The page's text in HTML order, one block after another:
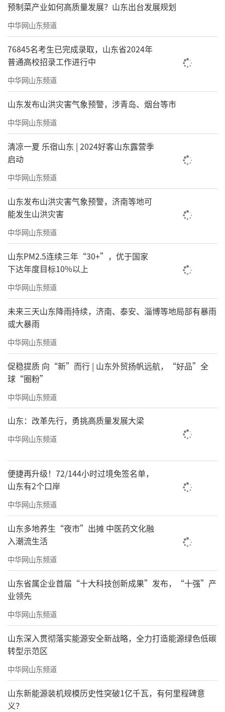
预制菜产业如何高质量发展？山东出台发展规划
中华网山东频道
76845名考生已完成录取，山东省2024年
普通高校招录工作进行中
中华网山东频道
山东发布山洪灾害气象预警，涉青岛、烟台等市
中华网山东频道
清凉一夏 乐宿山东 | 2024好客山东露营季
启动
中华网山东频道
山东发布山洪灾害气象预警，济南等地可
能发生山洪灾害
中华网山东频道
山东PM2.5连续三年“30+”，优于国家
下达年度目标10%以上
中华网山东频道
未来三天山东降雨持续，济南、泰安、淄博等地局部有暴雨
或大暴雨
中华网山东频道
促稳提质 向“新”而行 | 山东外贸扬帆远航，“好品”全
球“圈粉”
中华网山东频道
山东：改革先行，勇挑高质量发展大梁
中华网山东频道
便捷再升级！72/144小时过境免签名单，
山东有2个口岸
中华网山东频道
山东多地养生“夜市”出摊 中医药文化融
入潮流生活
中华网山东频道
山东省属企业首届“十大科技创新成果”发布，“十强”产
业领先
中华网山东频道
山东深入贯彻落实能源安全新战略，全力打造能源绿色低碳
转型示范区
中华网山东频道
山东新能源装机规模历史性突破1亿千瓦，有何里程碑意
义？